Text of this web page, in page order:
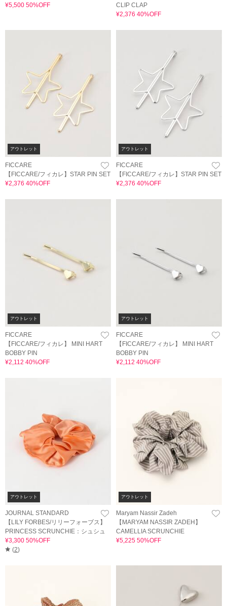
¥5,500 50%OFF
CLIP CLAP
¥2,376 40%OFF
アウトレット
FICCARE
【FICCARE/フィカレ】STAR PIN SET
¥2,376 40%OFF
アウトレット
FICCARE
【FICCARE/フィカレ】STAR PIN SET
¥2,376 40%OFF
アウトレット
FICCARE
【FICCARE/フィカレ】 MINI HART
BOBBY PIN
¥2,112 40%OFF
アウトレット
FICCARE
【FICCARE/フィカレ】 MINI HART
BOBBY PIN
¥2,112 40%OFF
アウトレット
JOURNAL STANDARD
【LILY FORBES/リリーフォーブス】
PRINCESS SCRUNCHIE：シュシュ
¥3,300 50%OFF
(2)
アウトレット
Maryam Nassir Zadeh
【MARYAM NASSIR ZADEH】
CAMELLIA SCRUNCHIE
¥5,225 50%OFF